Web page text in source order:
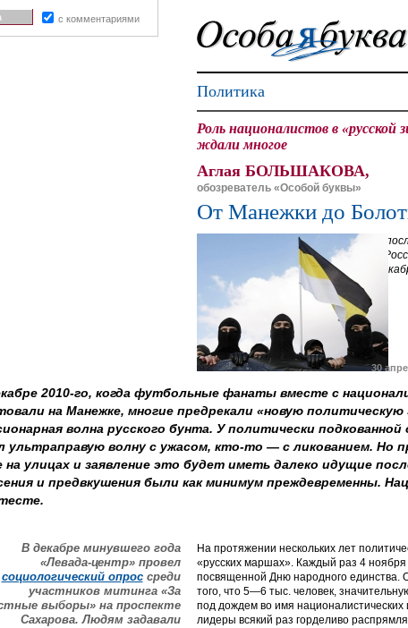
Политика
Роль националистов в
ждали многое
Аглая БОЛЬШАКОВА,
обозреватель «Особой буквы»
От Манежки до
В
в
30
2010-го, когда футбольные фанаты вместе с
на Манежке, многие предрекали «новую
волна русского бунта. У политически
ультраправую волну с ужасом, кто-то — с ликованием. Но
на улицах и заявление это будет иметь далеко идущие
и предвкушения были как минимум преждевременны.
В декабре минувшего года
«Левада-центр» провел
социологический опроссреди
участников митинга «За
выборы» на проспекте
Сахарова. Людям задавали
На протяжении нескольких лет
«русских маршах». Каждый раз 4
посвященной Дню народного единства.
того, что 5—6 тыс. человек,
под дождем во имя
лидеры всякий раз горделиво
с комментариями